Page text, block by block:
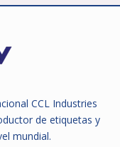
CCL Industries
de etiquetas y
mundial.